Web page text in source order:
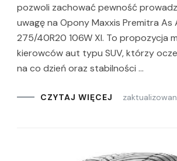
pozwoli zachować pewność
uwagę na Opony Maxxis Premitra As
275/40R20 106W Xl. To propozycja
kierowców aut typu SUV, którzy
na co dzień oraz stabilności …
CZYTAJ WIĘCEJ